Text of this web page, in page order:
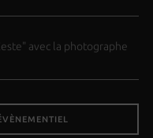
avec la photographe